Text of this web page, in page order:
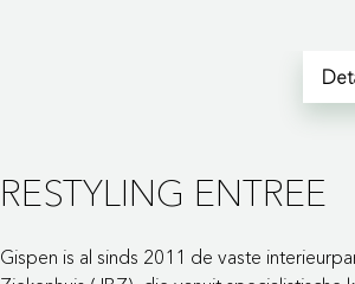
RESTYLING ENTREE
Gispen is al sinds 2011 de vaste